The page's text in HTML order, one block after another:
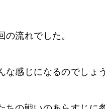
の流れでした。
な感じになるのでしょ